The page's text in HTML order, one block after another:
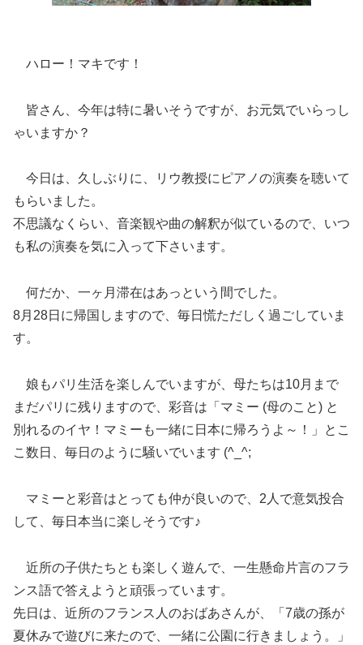
ハロー！マキです！
皆さん、今年は特に暑いそうですが、お元気でいらっし
ゃいますか？
今日は、久しぶりに、リウ教授にピアノの演奏を聴いて
もらいました。
不思議なくらい、音楽観や曲の解釈が似ているので、いつ
も私の演奏を気に入って下さいます。
何だか、一ヶ月滞在はあっという間でした。
8月28日に帰国しますので、毎日慌ただしく過ごしていま
す。
娘もパリ生活を楽しんでいますが、母たちは10月まで
まだパリに残りますので、彩音は「マミー (母のこと) と
別れるのイヤ！マミーも一緒に日本に帰ろうよ～！」とこ
こ数日、毎日のように騒いでいます (^_^;
マミーと彩音はとっても仲が良いので、2人で意気投合
して、毎日本当に楽しそうです♪
近所の子供たちとも楽しく遊んで、一生懸命片言のフラ
ンス語で答えようと頑張っています。
先日は、近所のフランス人のおばあさんが、「7歳の孫が
夏休みで遊びに来たので、一緒に公園に行きましょう。」